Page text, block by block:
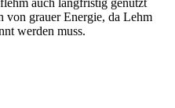
auch langfristig genutzt
von grauer Energie, da Lehm
werden muss.